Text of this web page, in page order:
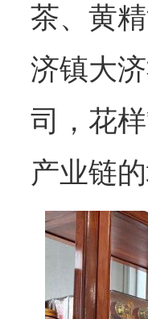
茶、黄
济镇大
司，花
产业链